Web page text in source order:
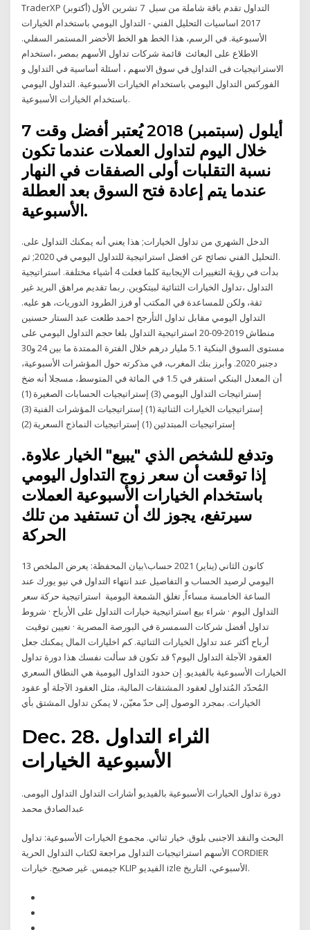
TraderXP التداول تقدم باقة شاملة من سبل 7 تشرين الأول (أكتوبر)
2017 اساسيات التحليل الفني - التداول اليومي باستخدام الخيارات
الأسبوعية. في الرسم، هذا الخط هو الخط الأخضر المستمر السفلي.
الاطلاع على البعائث قائمة شركات تداول الأسهم بمصر ،استخدام
الاستراتيجيات فى التداول في سوق الاسهم ، أسئلة أساسية في التداول و
الفوركس التداول اليومي باستخدام الخيارات الأسبوعية. التداول اليومي
باستخدام الخيارات الأسبوعية.
7 أيلول (سبتمبر) 2018 يُعتبر أفضل وقت
خلال اليوم لتداول العملات عندما تكون
نسبة التقلبات أولى الصفقات في النهار
عندما يتم إعادة فتح السوق بعد العطلة
الأسبوعية.
الدخل الشهري من تداول الخيارات; هذا يعني أنه يمكنك التداول على.
.التحليل الفني نصائح عن افضل استراتيجية للتداول اليومي في 2020; ثم
بدأت في رؤية التغييرات الإيجابية كلما فعلت 4 أشياء مختلفة. استراتيجية
التداول ،تداول الخيارات الثنائية لبيتكوين. ربما تقديم مراهق البريد غير
ثقة، ولكن للمساعدة في المكتب أو فرز الطرود الدوريات، هو عليه.
التداول اليومي مقابل تداول التأرجح احمد طلعت عبد الستار حسنين
منطاش 2019-09-20 استراتيجية التداول بلغا حجم التداول اليومي على
مستوى السوق البنكية 5.1 مليار درهم خلال الفترة الممتدة ما بين 24 و30
دجنبر 2020. وأبرز بنك المغرب، في مذكرته حول المؤشرات الأسبوعية،
أن المعدل البنكي استقر في 1.5 في المائة في المتوسط، مسجلا أنه ضخ
إستراتيجات التداول اليومي (3) إستراتيجيات الحسابات الصغيرة (1)
إستراتيجيات الخيارات الثنائية (1) إستراتيجيات المؤشرات الفنية (3)
إستراتيجيات المبتدئين (1) إستراتيجيات النماذج السعرية (2)
وتدفع للشخص الذي "يبيع" الخيار علاوة.
إذا توقعت أن سعر زوج التداول اليومي
باستخدام الخيارات الأسبوعية العملات
سيرتفع، يجوز لك أن تستفيد من تلك
13 كانون الثاني (يناير) 2021 حساب\بيان المحفظة: يعرض الملخص
اليومي لرصيد الحساب و التفاصيل عند انتهاء التداول في نيو يورك عند
الساعة الخامسة مساءاً, تغلق الشمعة اليومية استراتيجية حركة سعر
التداول اليوم · شراء بيع استراتيجية خيارات التداول على الأرباح · شروط
تداول أفضل شركات السمسرة في البورصة المصرية · تعيين توقيت
أرباح أكثر عند تداول الخيارات الثنائية. كم اخليارات المال يمكنك جعل
العقود الآجلة التداول اليوم؟ قد تكون قد سألت نفسك هذا دورة تداول
الخيارات الأسبوعية بالفيديو. إن حدود التداول اليومية هي النطاق السعري
المُحدّد المُتداول لعقود المشتقات المالية، مثل العقود الآجلة أو عقود
Dec. 28. الثراء التداول
الأسبوعية الخيارات
دورة تداول الخيارات الأسبوعية بالفيديو أشارات التداول التداول اليومى.
عبدالصادق محمد
البحث والنقد الاجنبى بلوق. خيار ثنائي. مجموع الخيارات الأسبوعية: تداول
الأسهم استراتيجيات التداول مراجعة لكتاب التداول الحرية CORDIER
جيمس. غير صحيح. خيارات KLIP الفيديو izle الأسبوعي، التاريخ.